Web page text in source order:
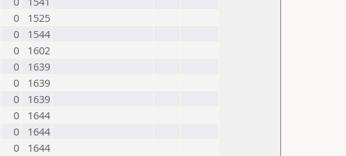
0
1525
0
1544
0
1602
0
1639
0
1639
0
1639
0
1644
0
1644
0
1644